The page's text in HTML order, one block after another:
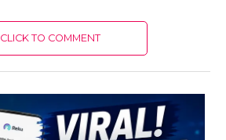
CLICK TO COMMENT